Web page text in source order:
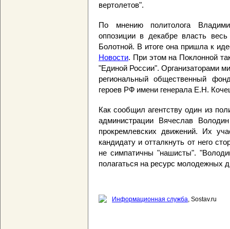
вертолетов".
По мнению политолога
оппозиции в декабре власть
Болотной. В итоге она пришла к
Новости. При этом на Поклонной
"Единой России". Организаторами
региональный общественный
героев РФ имени генерала Е.Н.
Как сообщил агентству один из
администрации Вячеслав
прокремлевских движений. Их
кандидату и отталкнуть от него
не симпатичны "нашисты".
полагаться на ресурс молодежных
Информационная служба, Sostav.ru